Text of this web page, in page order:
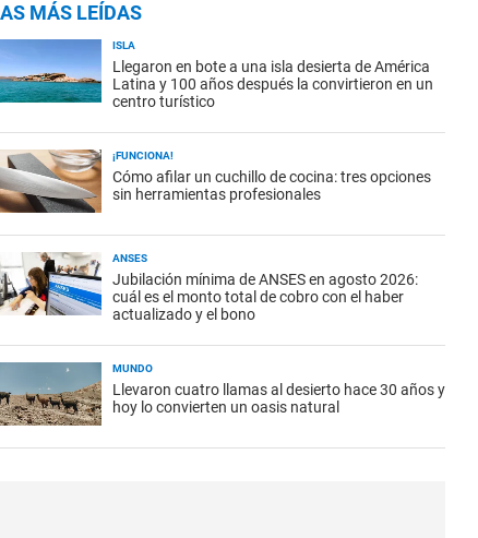
MÁS LEÍDAS
ISLA
Llegaron en bote a una isla desierta de América
Latina y 100 años después la convirtieron en un
centro turístico
¡FUNCIONA!
Cómo afilar un cuchillo de cocina: tres opciones
sin herramientas profesionales
ANSES
Jubilación mínima de ANSES en agosto 2026:
cuál es el monto total de cobro con el haber
actualizado y el bono
MUNDO
Llevaron cuatro llamas al desierto hace 30 años y
hoy lo convierten un oasis natural